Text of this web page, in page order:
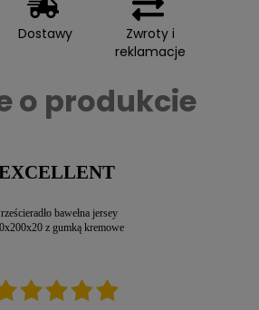
Dostawy
Zwroty i
reklamacje
o produkcie
bawełna jersey
z gumką kremowe